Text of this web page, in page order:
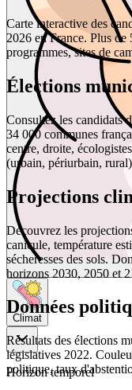
Climat
Horizon temporel
Carte interactive des
2026 en France. Plus de
programmes, sites de
Élections
Consultez les candidats
34 000 communes
centre, droite,
(urbain, périurbain,
Projections
Découvrez les
canicule, température
sécheresses des sols.
horizons 2030, 2050 et
Données
Résultats des élections
législatives 2022.
politique, taux